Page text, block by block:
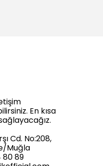
En kısa
Cd. No:208,
Muğla
80 89